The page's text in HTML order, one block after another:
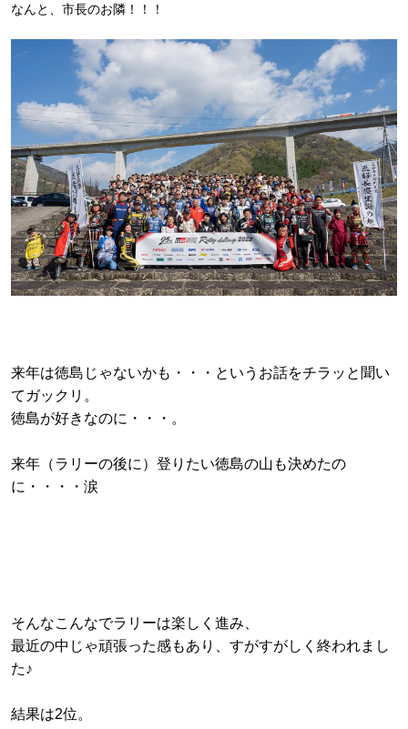
なんと、市長のお隣！！！
来年は徳島じゃないかも・・・というお話をチラッと聞い
てガックリ。
徳島が好きなのに・・・。
来年（ラリーの後に）登りたい徳島の山も決めたの
に・・・・涙
そんなこんなでラリーは楽しく進み、
最近の中じゃ頑張った感もあり、すがすがしく終われまし
た♪
結果は2位。